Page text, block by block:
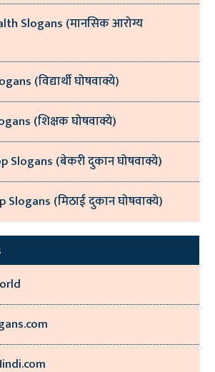
Slogans (मानसिक आरोग्य
(विद्यार्थी घोषवाक्ये)
(शिक्षक घोषवाक्ये)
Slogans (बेकरी दुकान घोषवाक्ये)
Slogans (मिठाई दुकान घोषवाक्ये)